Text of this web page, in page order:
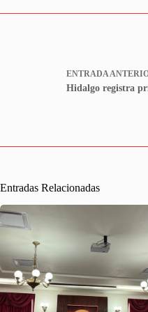
ENTRADA
Hidalgo registra
Entradas Relacionadas